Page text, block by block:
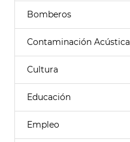
Bomberos
Contaminación Acústica
Cultura
Educación
Empleo